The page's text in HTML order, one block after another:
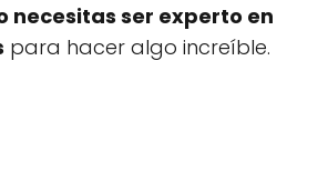
necesitas ser experto en
para hacer algo increíble.